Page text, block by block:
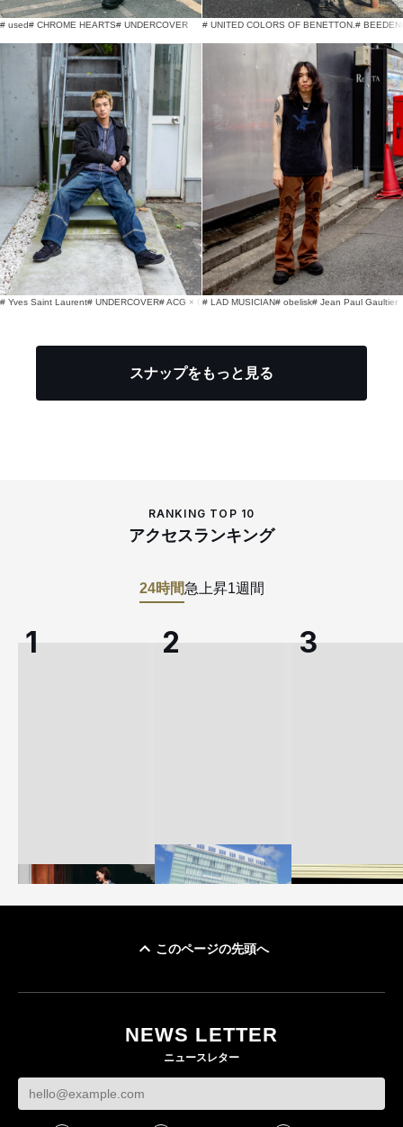
# used# CHROME HEARTS# UNDERCOVER # UNITED COLORS OF BENETTON. # BEEDEN
# Yves Saint Laurent# UNDERCOVER# ACG × COMME des GARÇONS
# LAD MUSICIAN# obelisk# Jean Paul Gaultier
スナップをもっと見る
RANKING TOP 10
アクセスランキング
24時間急上昇1週間
ケットなど7型を発売
FASHION
FASHION
BUSINESS
このページの先頭へ
NEWS LETTER
ニュースレター